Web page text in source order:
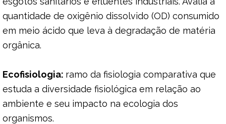
quantidade de oxigênio dissolvido (OD) consumido
em meio ácido que leva à degradação de matéria
orgânica.
Ecofisiologia: ramo da fisiologia comparativa que
estuda a diversidade fisiológica em relação ao
ambiente e seu impacto na ecologia dos
organismos.